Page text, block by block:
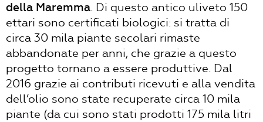
della Maremma. Di questo antico uliveto 150
ettari sono certificati biologici: si tratta di
circa 30 mila piante secolari rimaste
abbandonate per anni, che grazie a questo
progetto tornano a essere produttive. Dal
2016 grazie ai contributi ricevuti e alla vendita
dell’olio sono state recuperate circa 10 mila
piante (da cui sono stati prodotti 175 mila litri